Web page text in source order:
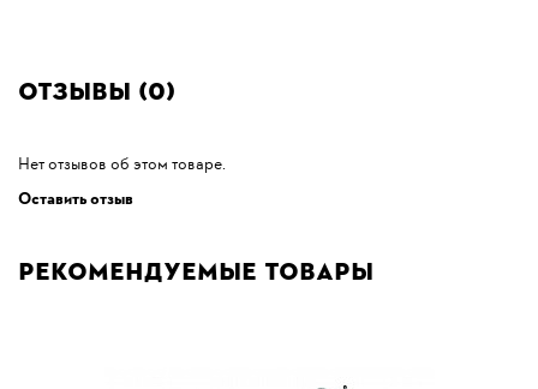
Отзывы (0)
Нет отзывов об этом товаре.
Оставить отзыв
Рекомендуемые товары